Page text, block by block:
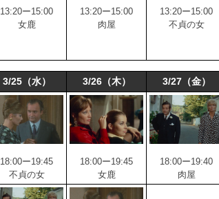
13:20ー15:00
女鹿
13:20ー15:00
肉屋
13:20ー15:00
不貞の女
3/25（水） 3/26（木） 3/27（金）
18:00ー19:45
不貞の女
18:00ー19:45
女鹿
18:00ー19:40
肉屋